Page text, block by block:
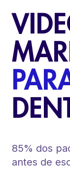
85% dos
antes de